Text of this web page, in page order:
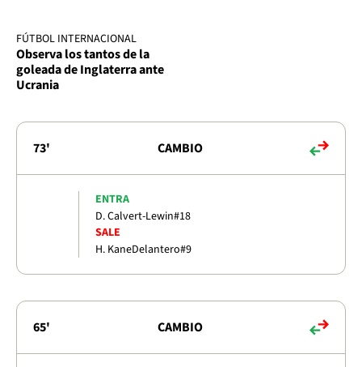
FÚTBOL INTERNACIONAL
Observa los tantos de la
goleada de Inglaterra ante
Ucrania
73' CAMBIO
ENTRA
D. Calvert-Lewin#18
SALE
H. KaneDelantero#9
65' CAMBIO